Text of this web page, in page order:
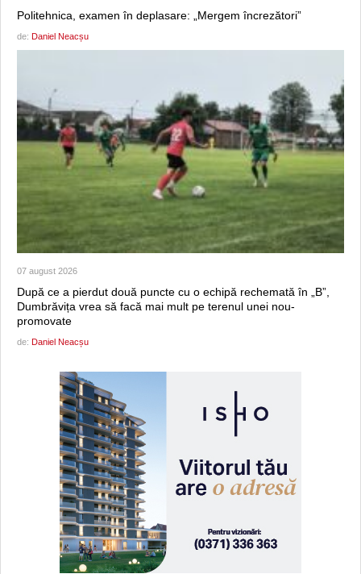
Politehnica, examen în deplasare: „Mergem încrezători”
de: Daniel Neacșu
07 august 2026
După ce a pierdut două puncte cu o echipă rechemată în „B”,
Dumbrăvița vrea să facă mai mult pe terenul unei nou-
promovate
de: Daniel Neacșu